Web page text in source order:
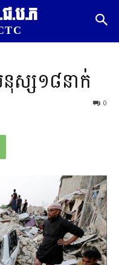
.ប.ភ
នុស្ស១៨នាក់
0